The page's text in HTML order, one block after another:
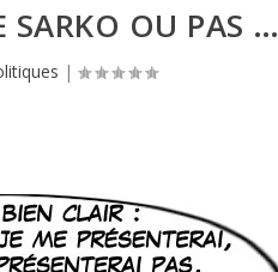
SARKO OU PAS …
|